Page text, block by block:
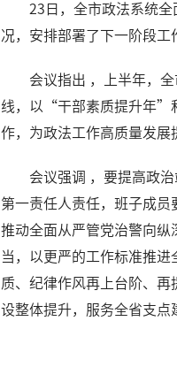
23日，全市政法系统
况，安排部署了下一阶段工
会议指出 ，上半年，
线，以“干部素质提升年”
作，为政法工作高质量发展
会议强调 ，要提高政
第一责任人责任，班子成
推动全面从严管党治警向纵
当，以更严的工作标准推
质、纪律作风再上台阶、
设整体提升，服务全省支点